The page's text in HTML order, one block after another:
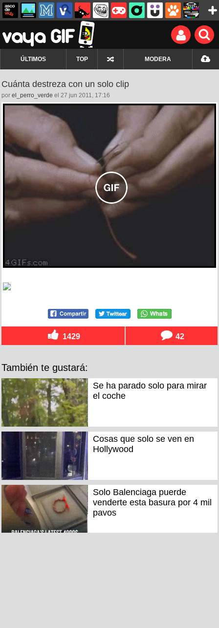
ÚLTIMOS TOP MODERA
Cuánta destreza con un solo clip
por el_perro_verde el 27 jun 2011, 17:16
1429 42
También te gustará:
Se ha parado solo para mirar
el coche
Cosas que solo se ven en
Hollywood
Solo Balenciaga puerde
venderte esta basura por 4 mil
pavos